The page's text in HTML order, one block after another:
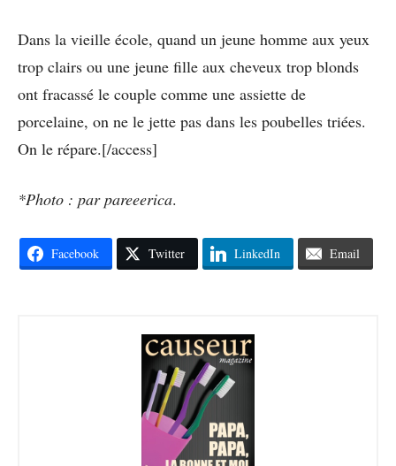
Dans la vieille école, quand un jeune homme aux yeux
trop clairs ou une jeune fille aux cheveux trop blonds
ont fracassé le couple comme une assiette de
porcelaine, on ne le jette pas dans les poubelles triées.
On le répare.[/access]
*Photo : par pareeerica.
Facebook Twitter LinkedIn Email